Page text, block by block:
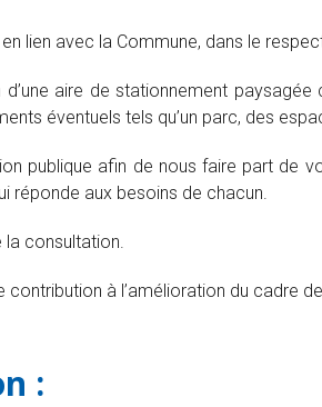
lien avec la Commune, dans le
aire de stationnement paysagée
éventuels tels qu’un parc, des
publique afin de nous faire part de
réponde aux besoins de chacun.
la consultation.
à l’amélioration du cadre
: